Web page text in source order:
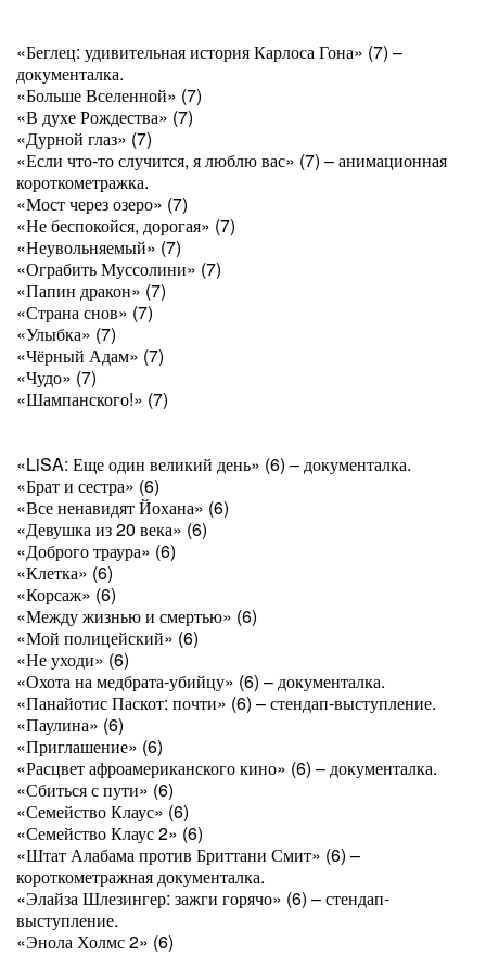
«Беглец: удивительная история Карлоса Гона» (7) –
документалка.
«Больше Вселенной» (7)
«В духе Рождества» (7)
«Дурной глаз» (7)
«Если что-то случится, я люблю вас» (7) – анимационная
короткометражка.
«Мост через озеро» (7)
«Не беспокойся, дорогая» (7)
«Неувольняемый» (7)
«Ограбить Муссолини» (7)
«Папин дракон» (7)
«Страна снов» (7)
«Улыбка» (7)
«Чёрный Адам» (7)
«Чудо» (7)
«Шампанского!» (7)
«LiSA: Еще один великий день» (6) – документалка.
«Брат и сестра» (6)
«Все ненавидят Йохана» (6)
«Девушка из 20 века» (6)
«Доброго траура» (6)
«Клетка» (6)
«Корсаж» (6)
«Между жизнью и смертью» (6)
«Мой полицейский» (6)
«Не уходи» (6)
«Охота на медбрата-убийцу» (6) – документалка.
«Панайотис Паскот: почти» (6) – стендап-выступление.
«Паулина» (6)
«Приглашение» (6)
«Расцвет афроамериканского кино» (6) – документалка.
«Сбиться с пути» (6)
«Семейство Клаус» (6)
«Семейство Клаус 2» (6)
«Штат Алабама против Бриттани Смит» (6) –
короткометражная документалка.
«Элайза Шлезингер: зажги горячо» (6) – стендап-
выступление.
«Энола Холмс 2» (6)